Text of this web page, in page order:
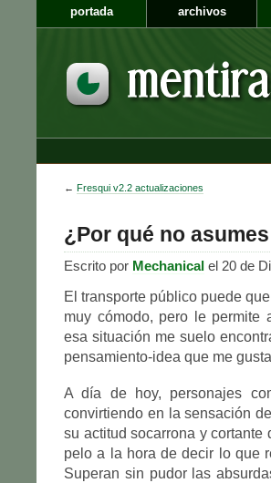
portada archivos
← Fresqui v2.2 actualizaciones
¿Por qué no
Escrito por Mechanical el 20 de
El transporte público puede
muy cómodo, pero le permite
esa situación me suelo
pensamiento-idea que me
A día de hoy, personajes
convirtiendo en la sensación
su actitud socarrona y
pelo a la hora de decir lo que
Superan sin pudor las